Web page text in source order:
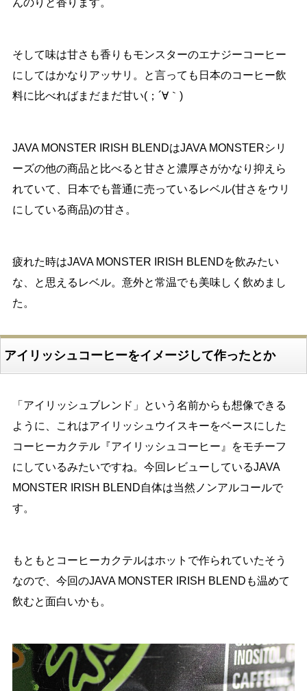
んのりと香ります。
そして味は甘さも香りもモンスターのエナジーコーヒー
にしてはかなりアッサリ。と言っても日本のコーヒー飲
料に比べればまだまだ甘い(；´∀｀)
JAVA MONSTER IRISH BLENDはJAVA MONSTERシリ
ーズの他の商品と比べると甘さと濃厚さがかなり抑えら
れていて、日本でも普通に売っているレベル(甘さをウリ
にしている商品)の甘さ。
疲れた時はJAVA MONSTER IRISH BLENDを飲みたい
な、と思えるレベル。意外と常温でも美味しく飲めまし
た。
アイリッシュコーヒーをイメージして作ったとか
「アイリッシュブレンド」という名前からも想像できる
ように、これはアイリッシュウイスキーをベースにした
コーヒーカクテル『アイリッシュコーヒー』をモチーフ
にしているみたいですね。今回レビューしているJAVA
MONSTER IRISH BLEND自体は当然ノンアルコールで
す。
もともとコーヒーカクテルはホットで作られていたそう
なので、今回のJAVA MONSTER IRISH BLENDも温めて
飲むと面白いかも。